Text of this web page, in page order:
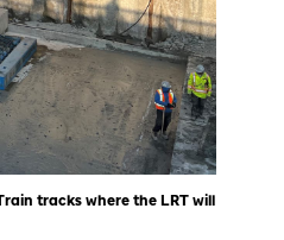
tracks where the LRT will